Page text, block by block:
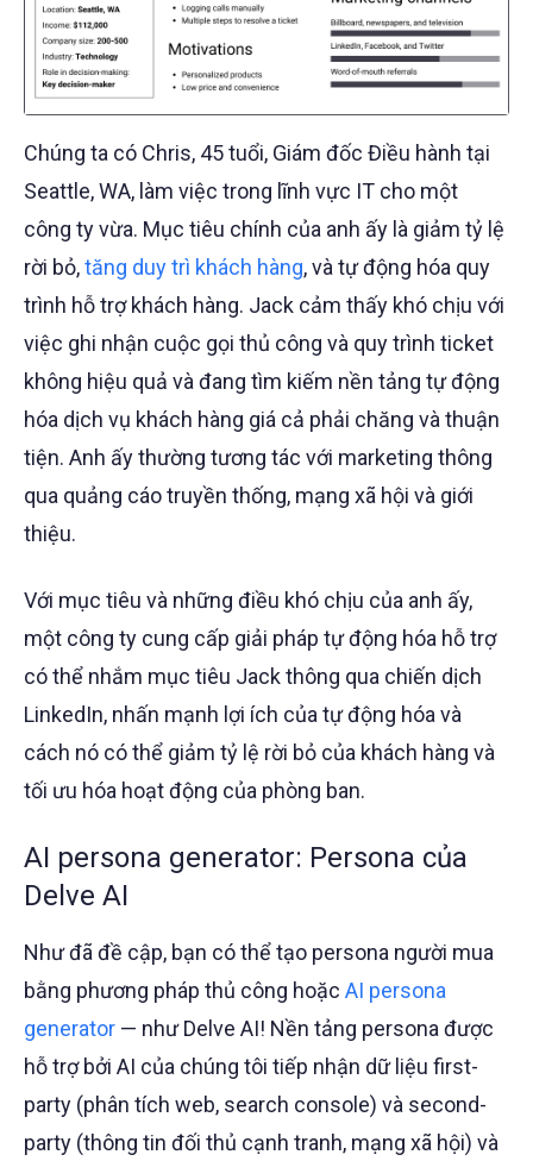
Chúng ta có Chris, 45 tuổi, Giám đốc Điều hành tại
Seattle, WA, làm việc trong lĩnh vực IT cho một
công ty vừa. Mục tiêu chính của anh ấy là giảm tỷ lệ
rời bỏ,tăng duy trì khách hàng, và tự động hóa quy
trình hỗ trợ khách hàng. Jack cảm thấy khó chịu với
việc ghi nhận cuộc gọi thủ công và quy trình ticket
không hiệu quả và đang tìm kiếm nền tảng tự động
hóa dịch vụ khách hàng giá cả phải chăng và thuận
tiện. Anh ấy thường tương tác với marketing thông
qua quảng cáo truyền thống, mạng xã hội và giới
thiệu.
Với mục tiêu và những điều khó chịu của anh ấy,
một công ty cung cấp giải pháp tự động hóa hỗ trợ
có thể nhắm mục tiêu Jack thông qua chiến dịch
LinkedIn, nhấn mạnh lợi ích của tự động hóa và
cách nó có thể giảm tỷ lệ rời bỏ của khách hàng và
tối ưu hóa hoạt động của phòng ban.
AI persona generator: Persona của
Delve AI
Như đã đề cập, bạn có thể tạo persona người mua
bằng phương pháp thủ công hoặc AI persona
generator — như Delve AI! Nền tảng persona được
hỗ trợ bởi AI của chúng tôi tiếp nhận dữ liệu first-
party (phân tích web, search console) và second-
party (thông tin đối thủ cạnh tranh, mạng xã hội) và